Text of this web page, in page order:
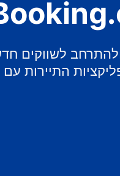
ולהתרחב לשווקים
התיירות